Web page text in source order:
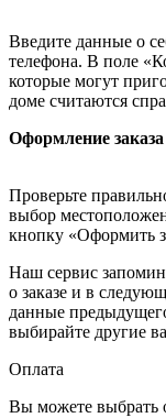
Введите данные о
телефона. В поле
которые могут
доме считаются
Оформление заказа
Проверьте
выбор
кнопку «Оформить
Наш сервис
о заказе и в
данные
выбирайте другие
Оплата
Вы можете выбрать